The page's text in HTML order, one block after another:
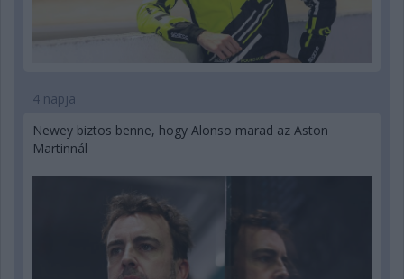
4 napja
Newey biztos benne, hogy Alonso marad az Aston
Martinnál